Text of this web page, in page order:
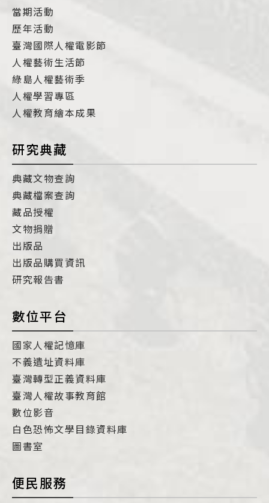
當期活動
歷年活動
臺灣國際人權電影節
人權藝術生活節
綠島人權藝術季
人權學習專區
人權教育繪本成果
研究典藏
典藏文物查詢
典藏檔案查詢
藏品授權
文物捐贈
出版品
出版品購買資訊
研究報告書
數位平台
國家人權記憶庫
不義遺址資料庫
臺灣轉型正義資料庫
臺灣人權故事教育館
數位影音
白色恐怖文學目錄資料庫
圖書室
便民服務